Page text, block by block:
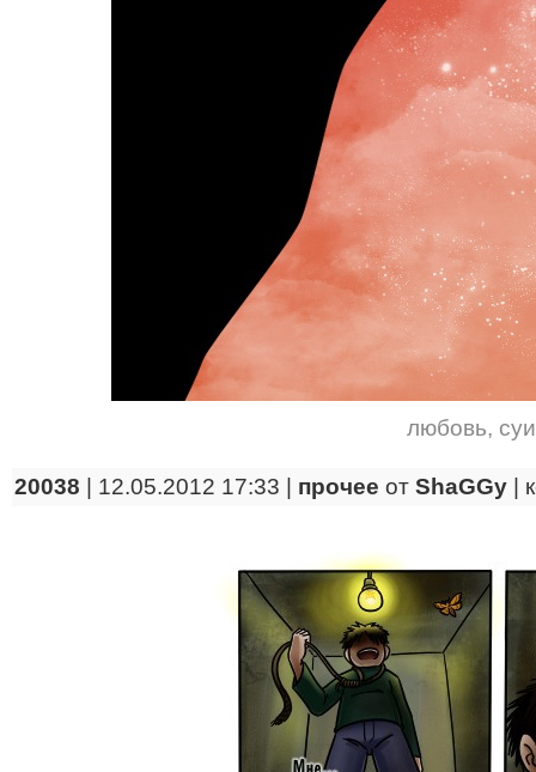
любовь,
20038 | 12.05.2012 17:33 | прочее от ShaGGy